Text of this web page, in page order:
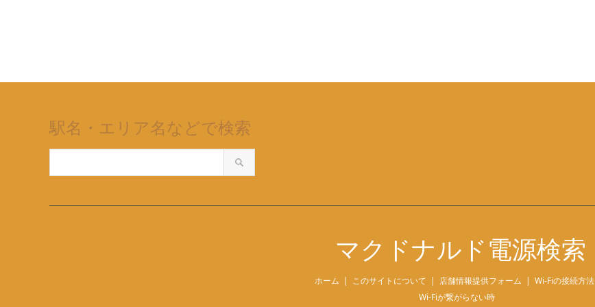
駅名・エリア名などで検索
マクドナルド電源検索
ホーム このサイトについて 店舗情報提供フォーム
Wi-Fiの接続方法
Wi-Fiが繋がらない時